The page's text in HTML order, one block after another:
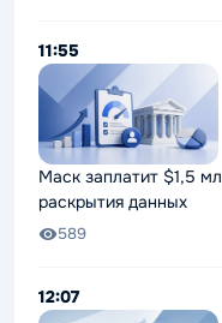
11:55
Маск заплатит $1,5
раскрытия данных
589
12:07